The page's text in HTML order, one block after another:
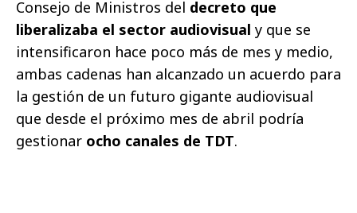
Consejo de Ministros del decreto que
liberalizaba el sector audiovisual y que se
intensificaron hace poco más de mes y medio,
ambas cadenas han alcanzado un acuerdo para
la gestión de un futuro gigante audiovisual
que desde el próximo mes de abril podría
gestionar ocho canales de TDT.